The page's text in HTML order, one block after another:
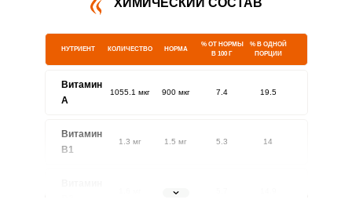
ХИМИЧЕСКИЙ СОСТАВ
НУТРИЕНТ КОЛИЧЕСТВО НОРМА
% ОТ НОРМЫ
В 100 Г
% В ОДНОЙ
ПОРЦИИ
Витамин
A
1055.1 мкг 900 мкг 7.4 19.5
Витамин
В1
1.3 мг 1.5 мг 5.3 14
1.8 мг